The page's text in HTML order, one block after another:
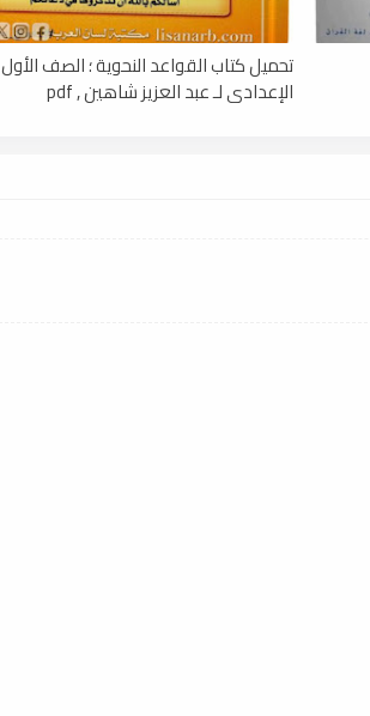
تحميل كتاب القواعد النحوية ؛ الصف الأول
الإعدادى لـ عبد العزيز شاهين , pdf